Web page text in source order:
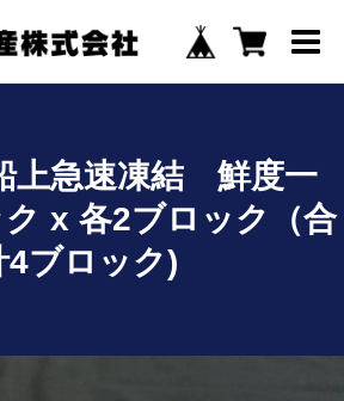
上急速凍結 鮮度一
x 各2ブロック（合
4ブロック)